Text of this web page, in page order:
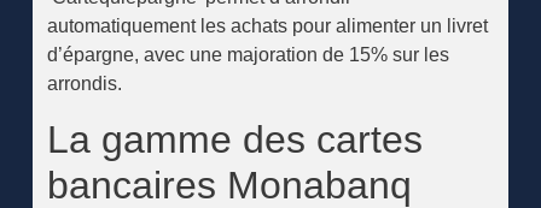
automatiquement les achats pour alimenter un livret
d’épargne, avec une majoration de 15% sur les
arrondis.
La gamme des cartes
bancaires Monabanq